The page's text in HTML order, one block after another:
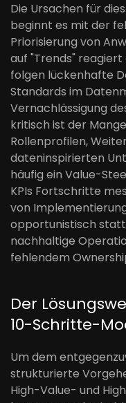
Die Ursachen für
beginnt es mit der
Priorisierung von
auf "Trends"
folgen lückenhafte
Standards im
Vernachlässigung
kritisch ist der
Rollenprofilen,
dateninspirierten
häufig ein Value-
KPIs Fortschritte
von
opportunistisch
nachhaltige
fehlendem
Der
10-Schritte-
Um dem
strukturierte
High-Value- und